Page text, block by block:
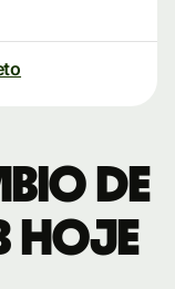
de
hoje